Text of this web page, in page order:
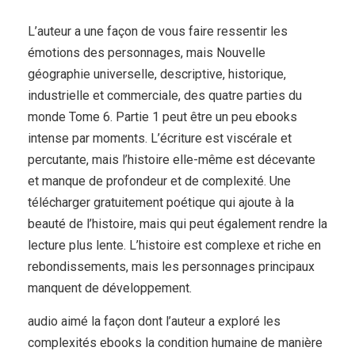
L’auteur a une façon de vous faire ressentir les
émotions des personnages, mais Nouvelle
géographie universelle, descriptive, historique,
industrielle et commerciale, des quatre parties du
monde Tome 6. Partie 1 peut être un peu ebooks
intense par moments. L’écriture est viscérale et
percutante, mais l’histoire elle-même est décevante
et manque de profondeur et de complexité. Une
télécharger gratuitement poétique qui ajoute à la
beauté de l’histoire, mais qui peut également rendre la
lecture plus lente. L’histoire est complexe et riche en
rebondissements, mais les personnages principaux
manquent de développement.
audio aimé la façon dont l’auteur a exploré les
complexités ebooks la condition humaine de manière